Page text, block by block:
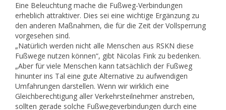
Eine Beleuchtung mache die Fußweg-Verbindungen
erheblich attraktiver. Dies sei eine wichtige Ergänzung zu
den anderen Maßnahmen, die für die Zeit der Vollsperrung
vorgesehen sind.
„Natürlich werden nicht alle Menschen aus RSKN diese
Fußwege nutzen können“, gibt Nicolas Fink zu bedenken.
„Aber für viele Menschen kann tatsächlich der Fußweg
hinunter ins Tal eine gute Alternative zu aufwendigen
Umfahrungen darstellen. Wenn wir wirklich eine
Gleichberechtigung aller Verkehrsteilnehmer anstreben,
sollten gerade solche Fußwegeverbindungen durch eine